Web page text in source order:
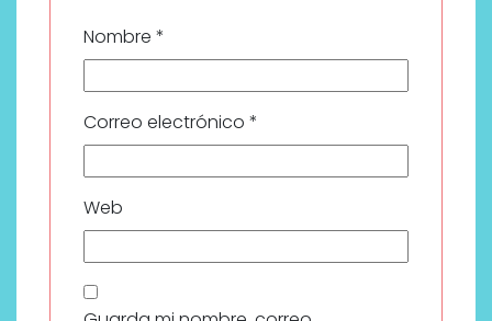
Nombre *
Correo electrónico *
Web